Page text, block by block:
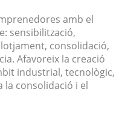
amb el
sensibilització,
consolidació,
Afavoreix la creació
industrial, tecnològic,
la consolidació i el